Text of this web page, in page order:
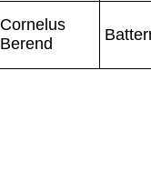
Cornelus
Berend